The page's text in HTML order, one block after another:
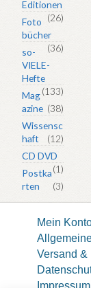
Editionen
(26)
Foto
bücher
(36)
so-
VIELE-
Hefte
(133)
Mag
azine (38)
Wissensc
haft
(12)
CD DVD
(1)
Postka
rten
(3)
Mein
Versand &
Impressum